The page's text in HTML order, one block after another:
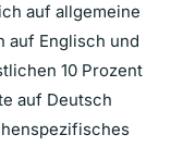
auf allgemeine
auf Englisch und
10 Prozent
auf Deutsch